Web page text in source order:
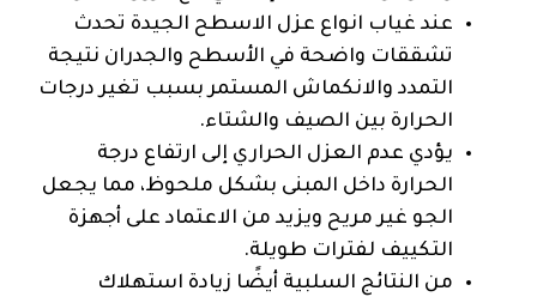
عند غياب انواع عزل الاسطح الجيدة تحدث
تشققات واضحة في الأسطح والجدران نتيجة
التمدد والانكماش المستمر بسبب تغير درجات
الحرارة بين الصيف والشتاء.
يؤدي عدم العزل الحراري إلى ارتفاع درجة
الحرارة داخل المبنى بشكل ملحوظ، مما يجعل
الجو غير مريح ويزيد من الاعتماد على أجهزة
التكييف لفترات طويلة.
من النتائج السلبية أيضًا زيادة استهلاك